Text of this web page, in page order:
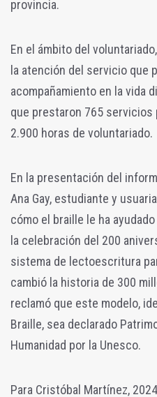
provincia.
En el ámbito del
la atención del servicio que
acompañamiento en la vida
que prestaron 765 servicios
2.900 horas de voluntariado.
En la presentación del
Ana Gay, estudiante y
cómo el braille le ha
la celebración del 200
sistema de lectoescritura
cambió la historia de 300
reclamó que este modelo,
Braille, sea declarado
Humanidad por la Unesco.
Para Cristóbal Martínez,